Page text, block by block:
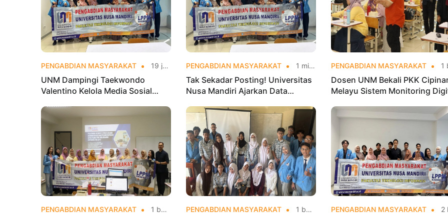
PENGABDIAN MASYARAKAT 19 jam yang lalu
UNM Dampingi Taekwondo
Valentino Kelola Media Sosial
PENGABDIAN MASYARAKAT 1 minggu yang lalu
Tak Sekadar Posting! Universitas
Nusa Mandiri Ajarkan Data
Olahraga Makin Viral
PENGABDIAN MASYARAKAT 1 bulan
Dosen UNM Bekali PKK
Melayu Sistem Monitoring
Berbasis Data
PENGABDIAN MASYARAKAT 1 bulan yang lalu PENGABDIAN MASYARAKAT 1 bulan yang lalu PENGABDIAN MASYARAKAT 2 bulan